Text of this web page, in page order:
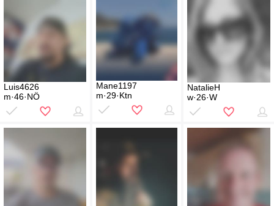
Luis4626
m·46·NÖ
Mane1197
m·29·Ktn
NatalieH
w·26·W